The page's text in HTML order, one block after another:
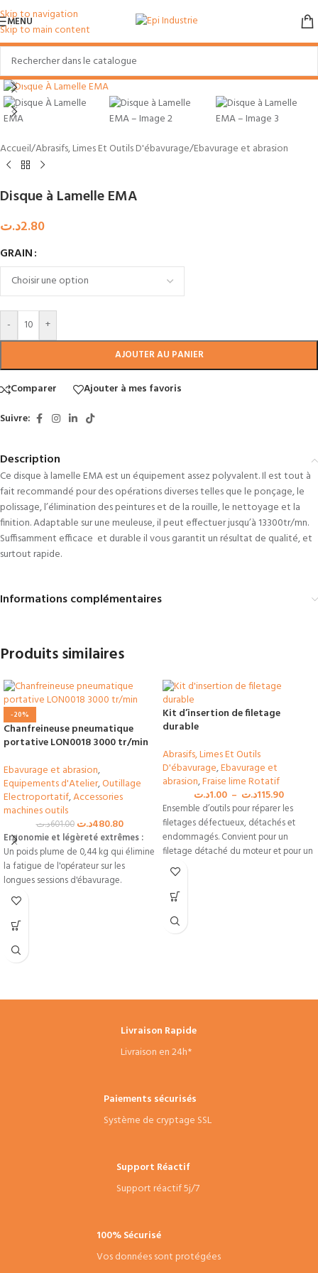
Skip to navigation
Skip to main content
MENU
Accueil/Abrasifs, Limes Et Outils D'ébavurage/Ebavurage et abrasion
Disque à Lamelle EMA
2.80د.ت
GRAIN
- +
AJOUTER AU PANIER
Comparer
Ajouter à mes favoris
Suivre:
Description
Ce disque à lamelle EMA est un équipement assez polyvalent. Il est tout à
fait recommandé pour des opérations diverses telles que le ponçage, le
polissage, l’élimination des peintures et de la rouille, le nettoyage et la
finition. Adaptable sur une meuleuse, il peut effectuer jusqu’à 13300tr/mn.
Suffisamment efficace et durable il vous garantit un résultat de qualité, et
surtout rapide.
Informations complémentaires
Produits similaires
-20%
Chanfreineuse pneumatique
portative LON0018 3000 tr/min
Ebavurage et abrasion,
Equipements d'Atelier,Outillage
Electroportatif,Accessories
machines outils
601.00د.ت 480.80د.ت
Ergonomie et légèreté extrêmes :
Un poids plume de 0,44 kg qui élimine
la fatigue de l'opérateur sur les
longues sessions d'ébavurage.
Régularité de coupe industrielle :
chanfrein propre de C0.1 à C1.5 sans
bavure ni facette.
Gabarit spécial accès difficiles :
idéales pour glisser l'outil dans les
Matériel
rapide pour équiper vos ateliers de
Kit d’insertion de filetage
durable
Abrasifs, Limes Et Outils
D'ébavurage,Ebavurage et
abrasion,Fraise lime Rotatif
1.00د.ت – 115.90د.ت
Ensemble d’outils pour réparer les
filetages défectueux, détachés et
endommagés. Convient pour un
filetage détaché du moteur et pour un
Livraison Rapide
Livraison en 24h*
Paiements sécurisés
Système de cryptage SSL
Support Réactif
Support réactif 5j/7
100% Sécurisé
Vos données sont protégées